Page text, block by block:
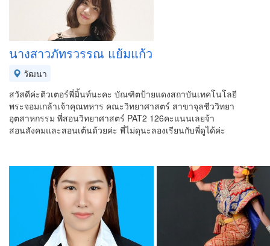
นางสาวภัทรวรรณ แย้มแก้ว
วัฒนา
สวัสดีค่ะติวเตอร์พี่มิ้นท์นะคะ บัณฑิตป้ายแดงสถาบันเทคโนโลยี
พระจอมเกล้าเจ้าคุณทหาร คณะวิทยาศาสตร์ สาขาจุลชีววิทยา
อุตสาหกรรม พี่สอนวิทยาศาสตร์ PAT2 126คะแนนเลยจ้า
สอนสังคมและสอนเต้นด้วยค่ะ พี่ไม่ดุนะลองเรียนกับพี่ดูได้ค่ะ